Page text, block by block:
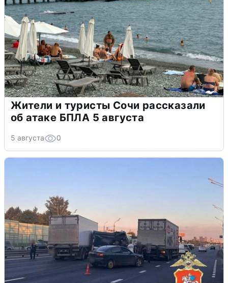
Жители и туристы Сочи рассказали
об атаке БПЛА 5 августа
5 августа 0